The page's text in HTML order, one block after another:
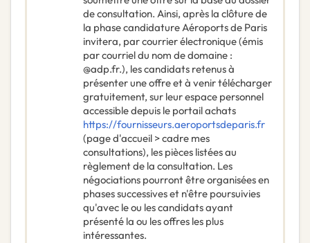
de consultation. Ainsi, après la clôture de
la phase candidature Aéroports de Paris
invitera, par courrier électronique (émis
par courriel du nom de domaine :
@adp.fr.), les candidats retenus à
présenter une offre et à venir télécharger
gratuitement, sur leur espace personnel
accessible depuis le portail achats
https://fournisseurs.aeroportsdeparis.fr
(page d'accueil > cadre mes
consultations), les pièces listées au
règlement de la consultation. Les
négociations pourront être organisées en
phases successives et n'être poursuivies
qu'avec le ou les candidats ayant
présenté la ou les offres les plus
intéressantes.